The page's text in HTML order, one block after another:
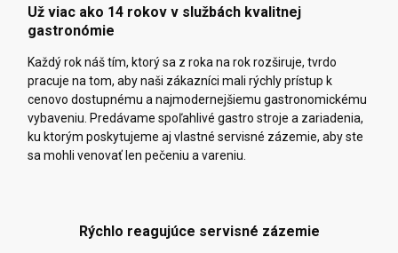
Už viac ako 14 rokov v službách kvalitnej
gastronómie
Každý rok náš tím, ktorý sa z roka na rok rozširuje, tvrdo
pracuje na tom, aby naši zákazníci mali rýchly prístup k
cenovo dostupnému a najmodernejšiemu gastronomickému
vybaveniu. Predávame spoľahlivé gastro stroje a zariadenia,
ku ktorým poskytujeme aj vlastné servisné zázemie, aby ste
sa mohli venovať len pečeniu a vareniu.
Rýchlo reagujúce servisné zázemie